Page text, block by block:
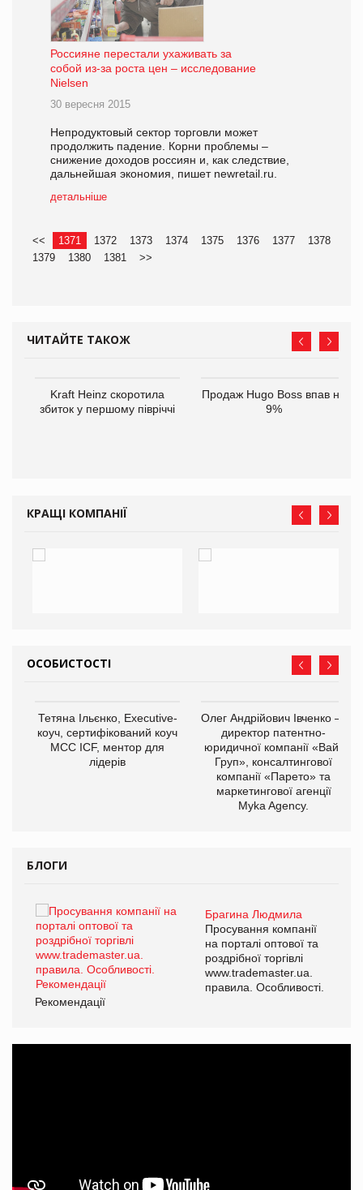
Россияне перестали ухаживать за
собой из-за роста цен – исследование
Nielsen
30 вересня 2015
Непродуктовый сектор торговли может
продолжить падение. Корни проблемы –
снижение доходов россиян и, как следствие,
дальнейшая экономия, пишет newretail.ru.
детальніше
<< 1371 1372 1373 1374 1375 1376 1377
1378
1379
1380 1381 >>
ЧИТАЙТЕ ТАКОЖ
Kraft Heinz скоротила
збиток у першому півріччі
Продаж Hugo Boss впав на
9%
КРАЩІ КОМПАНІЇ
ОСОБИСТОСТІ
Тетяна Ільєнко, Executive-
коуч, сертифікований коуч
МСС ICF, ментор для
лідерів
Олег Андрійович Івченко —
директор патентно-
юридичної компанії «Вайз
Груп», консалтингової
компанії «Парето» та
маркетингової агенції
Myka Agency.
БЛОГИ
Брагина Людмила
Просування компанії
на порталі оптової та
роздрібної торгівлі
www.trademaster.ua.
правила. Особливості.
Рекомендації